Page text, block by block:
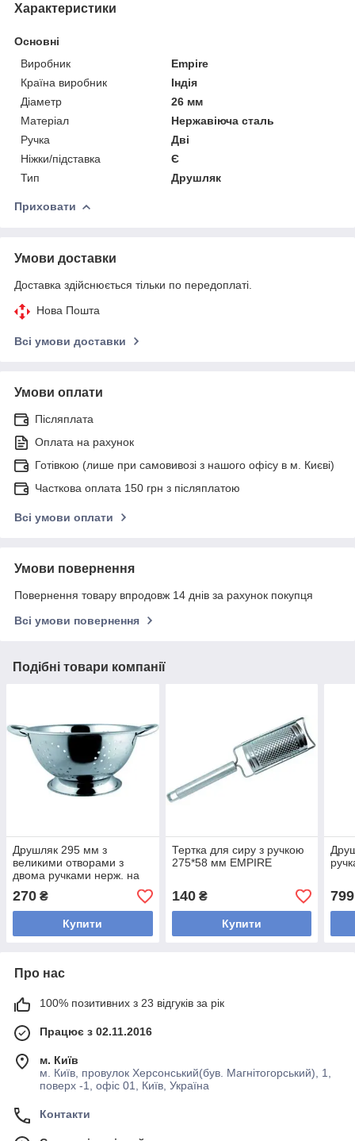
Характеристики
Основні
Виробник
Empire
Країна виробник
Індія
Діаметр
26 мм
Матеріал
Нержавіюча сталь
Ручка
Дві
Ніжки/підставка
Є
Тип
Друшляк
Приховати
Умови доставки
Доставка здійснюється тільки по передоплаті.
Нова Пошта
Всі умови доставки
Умови оплати
Післяплата
Оплата на рахунок
Готівкою (лише при самовивозі з нашого офісу в м. Києві)
Часткова оплата 150 грн з післяплатою
Всі умови оплати
Умови повернення
Повернення товару впродовж 14 днів за рахунок покупця
Всі умови повернення
Подібні товари компанії
Друшляк 295 мм з
великими отворами з
двома ручками нерж. на
підставці
270 ₴
Купити
Тертка для сиру з ручкою
275*58 мм EMPIRE
140₴
Купити
799
Про нас
100% позитивних з 23 відгуків за рік
Працює з 02.11.2016
м. Київ
м. Київ, провулок Херсонський(був. Магнітогорський), 1,
поверх -1, офіс 01, Київ, Україна
Контакти